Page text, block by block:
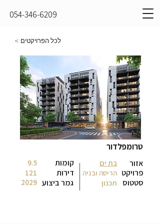
054-346-6209
לכל הפרויקטים >
טרומפלדור
קומות
בת ים
הריסה ובניה
דירות
גמר ביצוע
תכנון
אזור
פרויקט
סטטוס
9.5
121
2029